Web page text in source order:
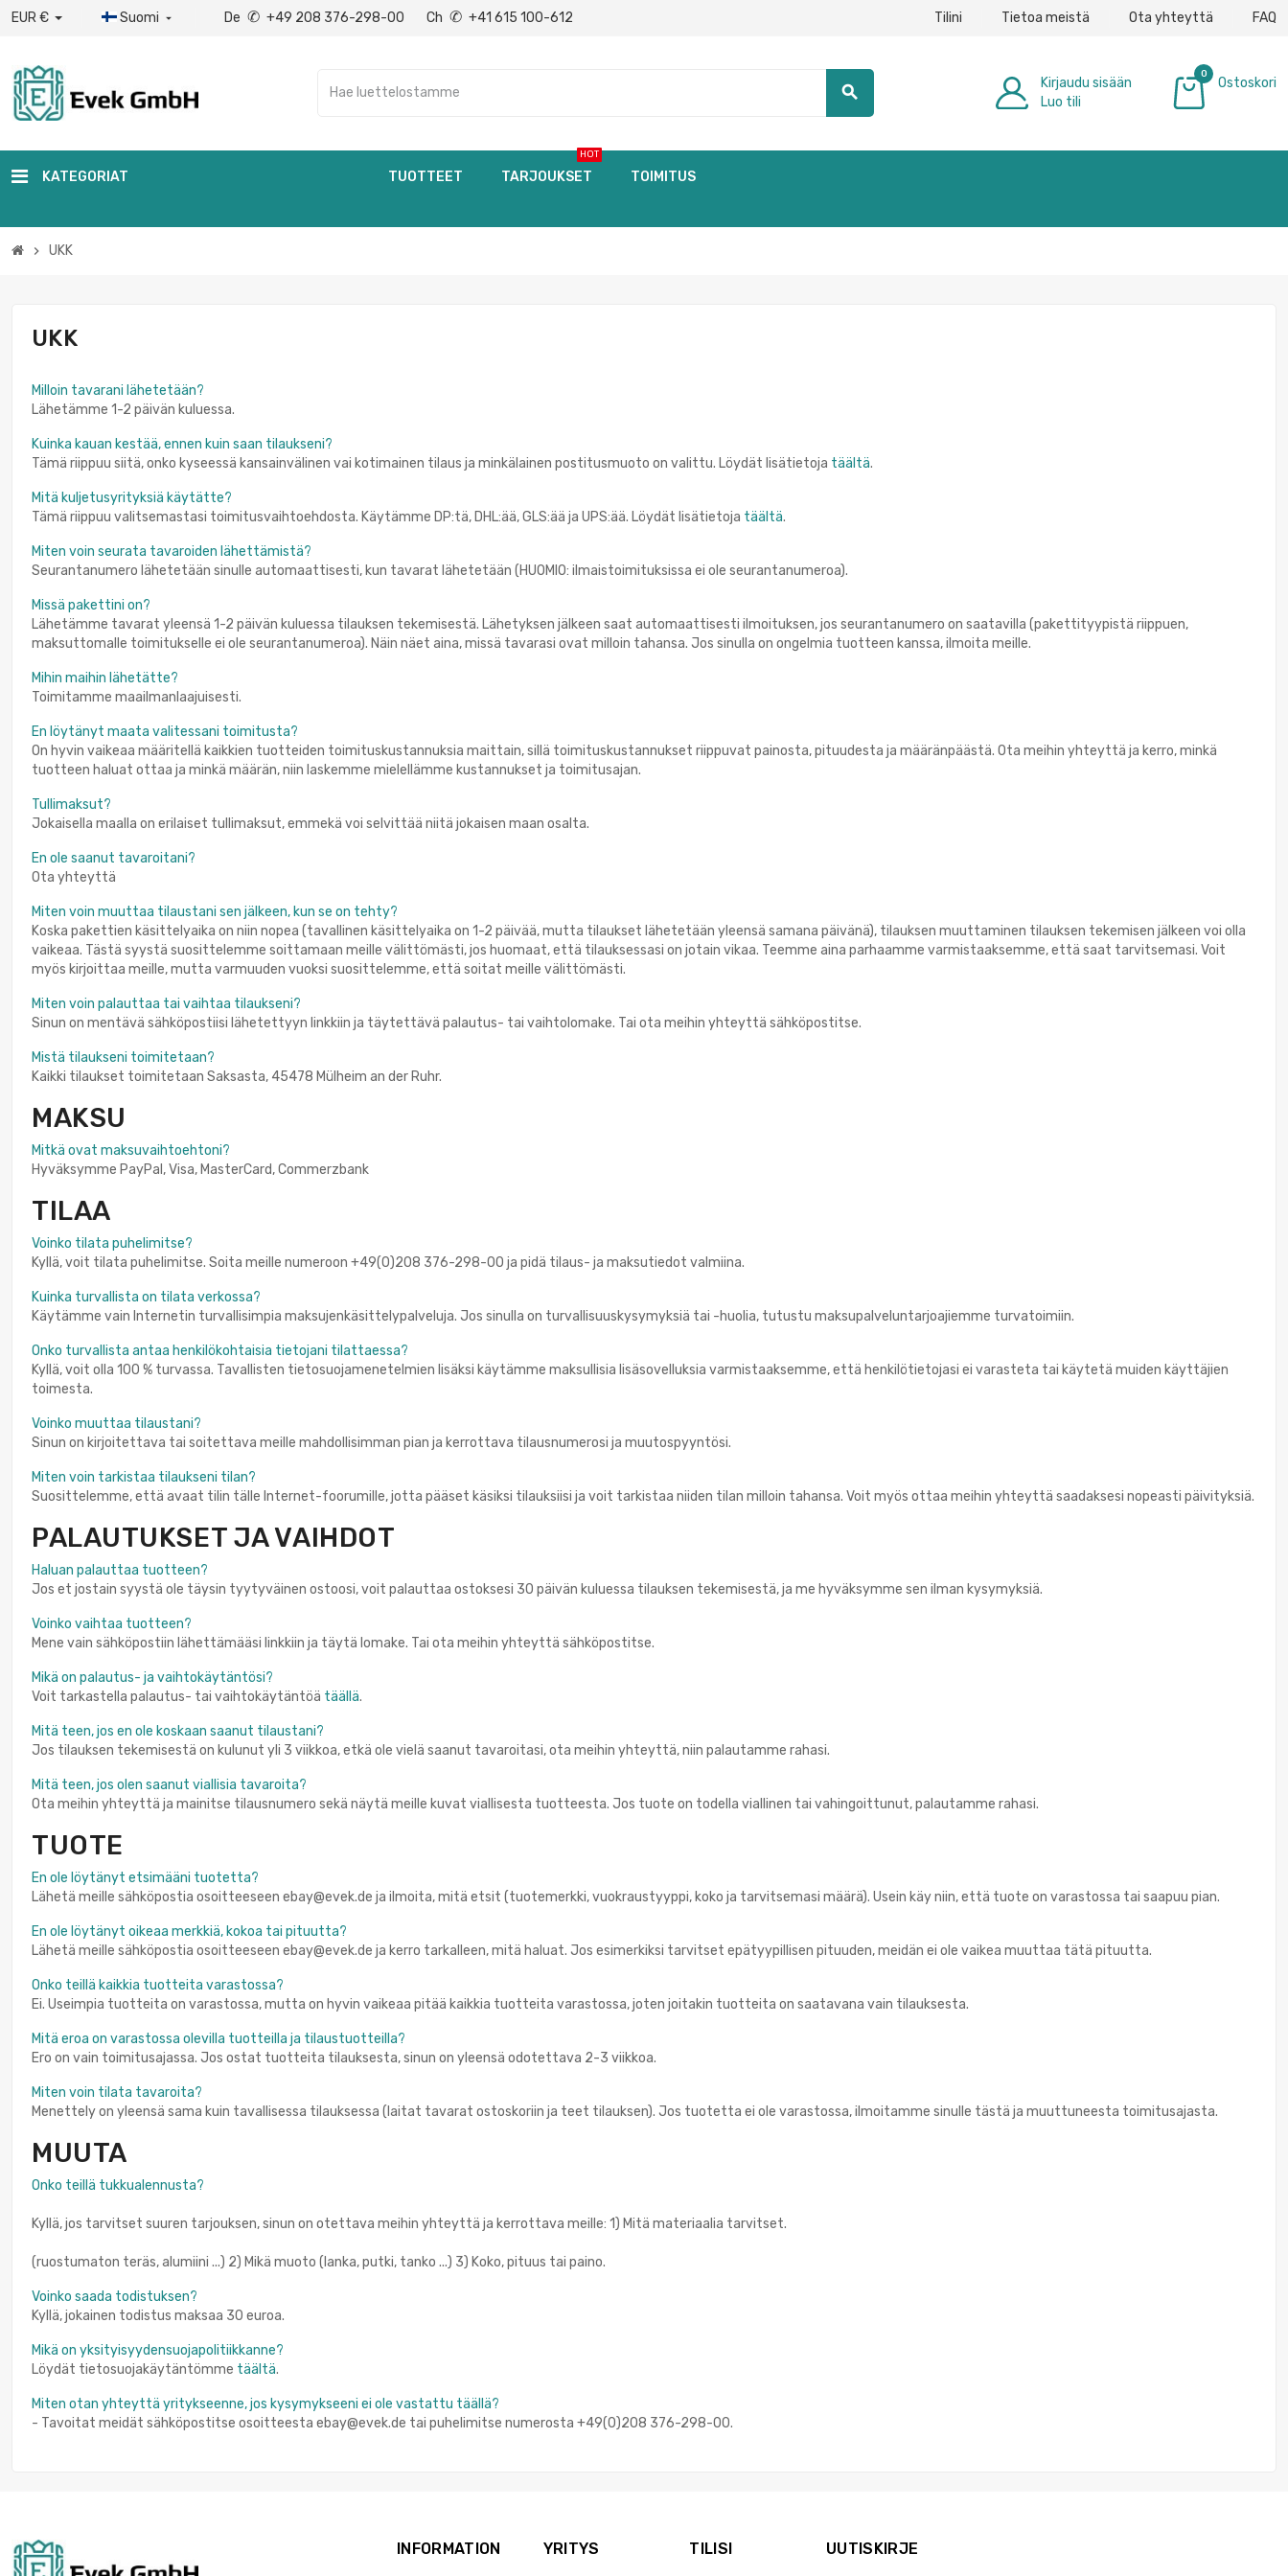
EUR € Suomi  De ✆ +49 208 376-298-00 Ch ✆ +41 615 100-612 Tilini Tietoa meistä Ota yhteyttä FAQ
search
Kirjaudu sisään
Luo tili
0
Ostoskori
KATEGORIAT TUOTTEET TARJOUKSET
HOT
TOIMITUS
chevron_right UKK
UKK
Milloin tavarani lähetetään?
Lähetämme 1-2 päivän kuluessa.
Kuinka kauan kestää, ennen kuin saan tilaukseni?
Tämä riippuu siitä, onko kyseessä kansainvälinen vai kotimainen tilaus ja minkälainen postitusmuoto on valittu. Löydät lisätietoja täältä.
Mitä kuljetusyrityksiä käytätte?
Tämä riippuu valitsemastasi toimitusvaihtoehdosta. Käytämme DP:tä, DHL:ää, GLS:ää ja UPS:ää. Löydät lisätietoja täältä.
Miten voin seurata tavaroiden lähettämistä?
Seurantanumero lähetetään sinulle automaattisesti, kun tavarat lähetetään (HUOMIO: ilmaistoimituksissa ei ole seurantanumeroa).
Missä pakettini on?
Lähetämme tavarat yleensä 1-2 päivän kuluessa tilauksen tekemisestä. Lähetyksen jälkeen saat automaattisesti ilmoituksen, jos seurantanumero on saatavilla (pakettityypistä riippuen,
maksuttomalle toimitukselle ei ole seurantanumeroa). Näin näet aina, missä tavarasi ovat milloin tahansa. Jos sinulla on ongelmia tuotteen kanssa, ilmoita meille.
Mihin maihin lähetätte?
Toimitamme maailmanlaajuisesti.
En löytänyt maata valitessani toimitusta?
On hyvin vaikeaa määritellä kaikkien tuotteiden toimituskustannuksia maittain, sillä toimituskustannukset riippuvat painosta, pituudesta ja määränpäästä. Ota meihin yhteyttä ja kerro, minkä
tuotteen haluat ottaa ja minkä määrän, niin laskemme mielellämme kustannukset ja toimitusajan.
Tullimaksut?
Jokaisella maalla on erilaiset tullimaksut, emmekä voi selvittää niitä jokaisen maan osalta.
En ole saanut tavaroitani?
Ota yhteyttä
Miten voin muuttaa tilaustani sen jälkeen, kun se on tehty?
Koska pakettien käsittelyaika on niin nopea (tavallinen käsittelyaika on 1-2 päivää, mutta tilaukset lähetetään yleensä samana päivänä), tilauksen muuttaminen tilauksen tekemisen jälkeen voi olla
vaikeaa. Tästä syystä suosittelemme soittamaan meille välittömästi, jos huomaat, että tilauksessasi on jotain vikaa. Teemme aina parhaamme varmistaaksemme, että saat tarvitsemasi. Voit
myös kirjoittaa meille, mutta varmuuden vuoksi suosittelemme, että soitat meille välittömästi.
Miten voin palauttaa tai vaihtaa tilaukseni?
Sinun on mentävä sähköpostiisi lähetettyyn linkkiin ja täytettävä palautus- tai vaihtolomake. Tai ota meihin yhteyttä sähköpostitse.
Mistä tilaukseni toimitetaan?
Kaikki tilaukset toimitetaan Saksasta, 45478 Mülheim an der Ruhr.
MAKSU
Mitkä ovat maksuvaihtoehtoni?
Hyväksymme PayPal, Visa, MasterCard, Commerzbank
TILAA
Voinko tilata puhelimitse?
Kyllä, voit tilata puhelimitse. Soita meille numeroon +49(0)208 376-298-00 ja pidä tilaus- ja maksutiedot valmiina.
Kuinka turvallista on tilata verkossa?
Käytämme vain Internetin turvallisimpia maksujenkäsittelypalveluja. Jos sinulla on turvallisuuskysymyksiä tai -huolia, tutustu maksupalveluntarjoajiemme turvatoimiin.
Onko turvallista antaa henkilökohtaisia tietojani tilattaessa?
Kyllä, voit olla 100 % turvassa. Tavallisten tietosuojamenetelmien lisäksi käytämme maksullisia lisäsovelluksia varmistaaksemme, että henkilötietojasi ei varasteta tai käytetä muiden käyttäjien
toimesta.
Voinko muuttaa tilaustani?
Sinun on kirjoitettava tai soitettava meille mahdollisimman pian ja kerrottava tilausnumerosi ja muutospyyntösi.
Miten voin tarkistaa tilaukseni tilan?
Suosittelemme, että avaat tilin tälle Internet-foorumille, jotta pääset käsiksi tilauksiisi ja voit tarkistaa niiden tilan milloin tahansa. Voit myös ottaa meihin yhteyttä saadaksesi nopeasti päivityksiä.
PALAUTUKSET JA VAIHDOT
Haluan palauttaa tuotteen?
Jos et jostain syystä ole täysin tyytyväinen ostoosi, voit palauttaa ostoksesi 30 päivän kuluessa tilauksen tekemisestä, ja me hyväksymme sen ilman kysymyksiä.
Voinko vaihtaa tuotteen?
Mene vain sähköpostiin lähettämääsi linkkiin ja täytä lomake. Tai ota meihin yhteyttä sähköpostitse.
Mikä on palautus- ja vaihtokäytäntösi?
Voit tarkastella palautus- tai vaihtokäytäntöä täällä.
Mitä teen, jos en ole koskaan saanut tilaustani?
Jos tilauksen tekemisestä on kulunut yli 3 viikkoa, etkä ole vielä saanut tavaroitasi, ota meihin yhteyttä, niin palautamme rahasi.
Mitä teen, jos olen saanut viallisia tavaroita?
Ota meihin yhteyttä ja mainitse tilausnumero sekä näytä meille kuvat viallisesta tuotteesta. Jos tuote on todella viallinen tai vahingoittunut, palautamme rahasi.
TUOTE
En ole löytänyt etsimääni tuotetta?
Lähetä meille sähköpostia osoitteeseen ebay@evek.de ja ilmoita, mitä etsit (tuotemerkki, vuokraustyyppi, koko ja tarvitsemasi määrä). Usein käy niin, että tuote on varastossa tai saapuu pian.
En ole löytänyt oikeaa merkkiä, kokoa tai pituutta?
Lähetä meille sähköpostia osoitteeseen ebay@evek.de ja kerro tarkalleen, mitä haluat. Jos esimerkiksi tarvitset epätyypillisen pituuden, meidän ei ole vaikea muuttaa tätä pituutta.
Onko teillä kaikkia tuotteita varastossa?
Ei. Useimpia tuotteita on varastossa, mutta on hyvin vaikeaa pitää kaikkia tuotteita varastossa, joten joitakin tuotteita on saatavana vain tilauksesta.
Mitä eroa on varastossa olevilla tuotteilla ja tilaustuotteilla?
Ero on vain toimitusajassa. Jos ostat tuotteita tilauksesta, sinun on yleensä odotettava 2-3 viikkoa.
Miten voin tilata tavaroita?
Menettely on yleensä sama kuin tavallisessa tilauksessa (laitat tavarat ostoskoriin ja teet tilauksen). Jos tuotetta ei ole varastossa, ilmoitamme sinulle tästä ja muuttuneesta toimitusajasta.
MUUTA
Onko teillä tukkualennusta?
Kyllä, jos tarvitset suuren tarjouksen, sinun on otettava meihin yhteyttä ja kerrottava meille: 1) Mitä materiaalia tarvitset.
(ruostumaton teräs, alumiini ...) 2) Mikä muoto (lanka, putki, tanko ...) 3) Koko, pituus tai paino.
Voinko saada todistuksen?
Kyllä, jokainen todistus maksaa 30 euroa.
Mikä on yksityisyydensuojapolitiikkanne?
Löydät tietosuojakäytäntömme täältä.
Miten otan yhteyttä yritykseenne, jos kysymykseeni ei ole vastattu täällä?
- Tavoitat meidät sähköpostitse osoitteesta ebay@evek.de tai puhelimitse numerosta +49(0)208 376-298-00.
INFORMATION YRITYS TILISI UUTISKIRJE